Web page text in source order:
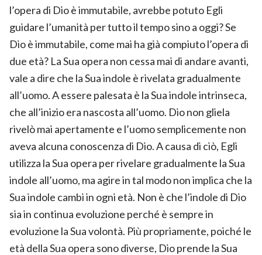
l’opera di Dio è immutabile, avrebbe potuto Egli
guidare l’umanità per tutto il tempo sino a oggi? Se
Dio è immutabile, come mai ha già compiuto l’opera di
due età? La Sua opera non cessa mai di andare avanti,
vale a dire che la Sua indole è rivelata gradualmente
all’uomo. A essere palesata è la Sua indole intrinseca,
che all’inizio era nascosta all’uomo. Dio non gliela
rivelò mai apertamente e l’uomo semplicemente non
aveva alcuna conoscenza di Dio. A causa di ciò, Egli
utilizza la Sua opera per rivelare gradualmente la Sua
indole all’uomo, ma agire in tal modo non implica che la
Sua indole cambi in ogni età. Non è che l’indole di Dio
sia in continua evoluzione perché è sempre in
evoluzione la Sua volontà. Più propriamente, poiché le
età della Sua opera sono diverse, Dio prende la Sua